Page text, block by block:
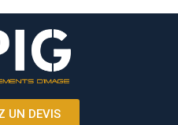
UN DEVIS